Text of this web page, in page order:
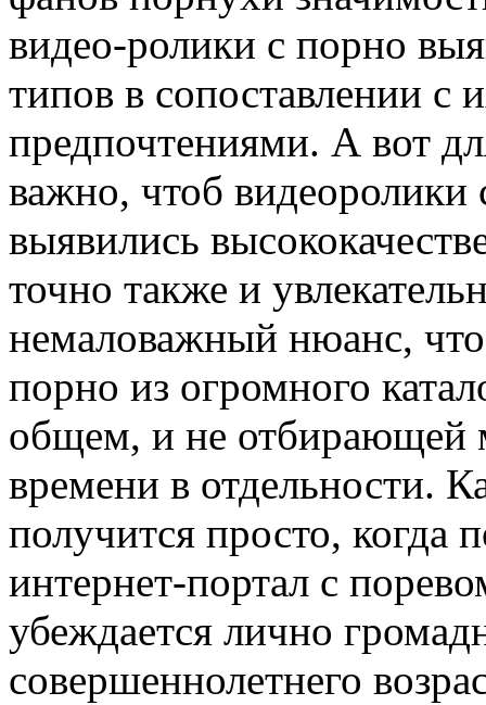
видео-ролики с порно
типов в сопоставлении
предпочтениями. А вот
важно, чтоб
выявились
точно также и
немаловажный нюанс,
порно из огромного
общем, и не отбирающей
времени в отдельности.
получится просто, когда
интернет-портал с
убеждается лично
совершеннолетнего